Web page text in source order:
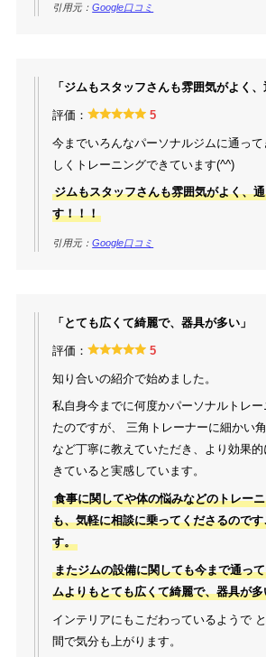
引用元：Google口コミ
「ジムもスタッフさんも雰囲気がよく、
評価： 5
今までいろんなパーソナルジムに通っ
しくトレーニングできています(^^)
ジムもスタッフさんも雰囲気がよく、
す！！！
引用元：Google口コミ
「とても広くて綺麗で、器具が多い」
評価： 5
知り合いの紹介で始めました。
私自身今までに何度かパーソナルトレ
たのですが、 三角トレーナーに細かい
など丁寧に教えていただき、より効果
きていると実感しています。
食事に関してや体の悩みなどのトレー
も、気軽に相談に乗ってくださるので
す。
またジムの設備に関しても今まで通っ
ムよりもとても広くて綺麗で、器具が
インテリアにもこだわっているようで
間で気分も上がります。